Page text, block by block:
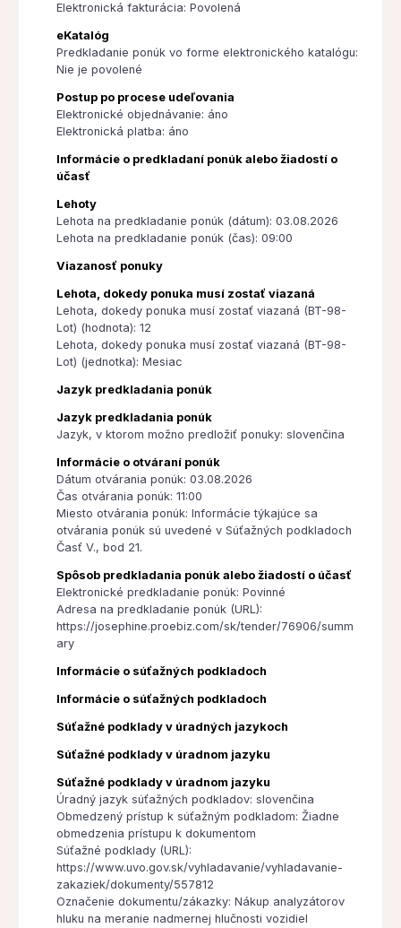
Elektronická fakturácia: Povolená
eKatalóg
Predkladanie ponúk vo forme elektronického katalógu:
Nie je povolené
Postup po procese udeľovania
Elektronické objednávanie: áno
Elektronická platba: áno
Informácie o predkladaní ponúk alebo žiadostí o
účasť
Lehoty
Lehota na predkladanie ponúk (dátum): 03.08.2026
Lehota na predkladanie ponúk (čas): 09:00
Viazanosť ponuky
Lehota, dokedy ponuka musí zostať viazaná
Lehota, dokedy ponuka musí zostať viazaná (BT-98-
Lot) (hodnota): 12
Lehota, dokedy ponuka musí zostať viazaná (BT-98-
Lot) (jednotka): Mesiac
Jazyk predkladania ponúk
Jazyk predkladania ponúk
Jazyk, v ktorom možno predložiť ponuky: slovenčina
Informácie o otváraní ponúk
Dátum otvárania ponúk: 03.08.2026
Čas otvárania ponúk: 11:00
Miesto otvárania ponúk: Informácie týkajúce sa
otvárania ponúk sú uvedené v Súťažných podkladoch
Časť V., bod 21.
Spôsob predkladania ponúk alebo žiadostí o účasť
Elektronické predkladanie ponúk: Povinné
Adresa na predkladanie ponúk (URL):
https://josephine.proebiz.com/sk/tender/76906/summ
ary
Informácie o súťažných podkladoch
Informácie o súťažných podkladoch
Súťažné podklady v úradných jazykoch
Súťažné podklady v úradnom jazyku
Súťažné podklady v úradnom jazyku
Úradný jazyk súťažných podkladov: slovenčina
Obmedzený prístup k súťažným podkladom: Žiadne
obmedzenia prístupu k dokumentom
Súťažné podklady (URL):
https://www.uvo.gov.sk/vyhladavanie/vyhladavanie-
zakaziek/dokumenty/557812
Označenie dokumentu/zákazky: Nákup analyzátorov
hluku na meranie nadmernej hlučnosti vozidiel